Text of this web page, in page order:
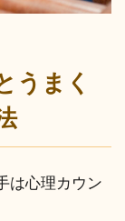
うまく
は心理カウン